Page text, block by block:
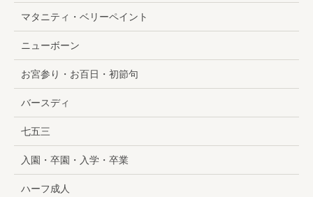
マタニティ・ベリーペイント
ニューボーン
お宮参り・お百日・初節句
バースディ
七五三
入園・卒園・入学・卒業
ハーフ成人